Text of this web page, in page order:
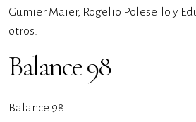
Gumier Maier, Rogelio Polesello y
otros.
Balance 98
Balance 98